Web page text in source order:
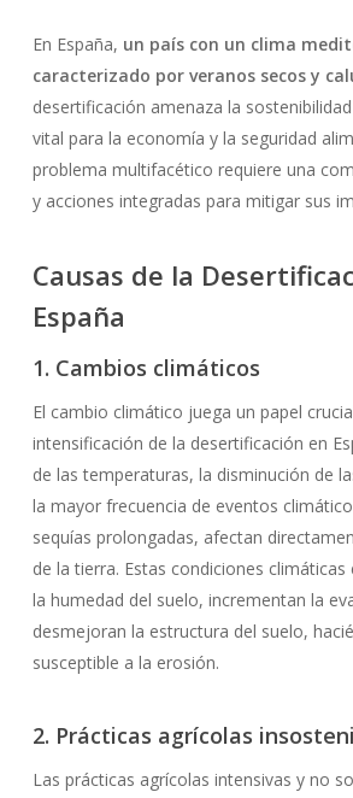
En España, un país con un clima
caracterizado por veranos secos y
desertificación amenaza la
vital para la economía y la seguridad
problema multifacético requiere una
y acciones integradas para mitigar sus
Causas de la
España
1. Cambios climáticos
El cambio climático juega un papel
intensificación de la desertificación en
de las temperaturas, la disminución de
la mayor frecuencia de eventos
sequías prolongadas, afectan
de la tierra. Estas condiciones
la humedad del suelo, incrementan la
desmejoran la estructura del suelo,
susceptible a la erosión.
2. Prácticas agrícolas
Las prácticas agrícolas intensivas y no